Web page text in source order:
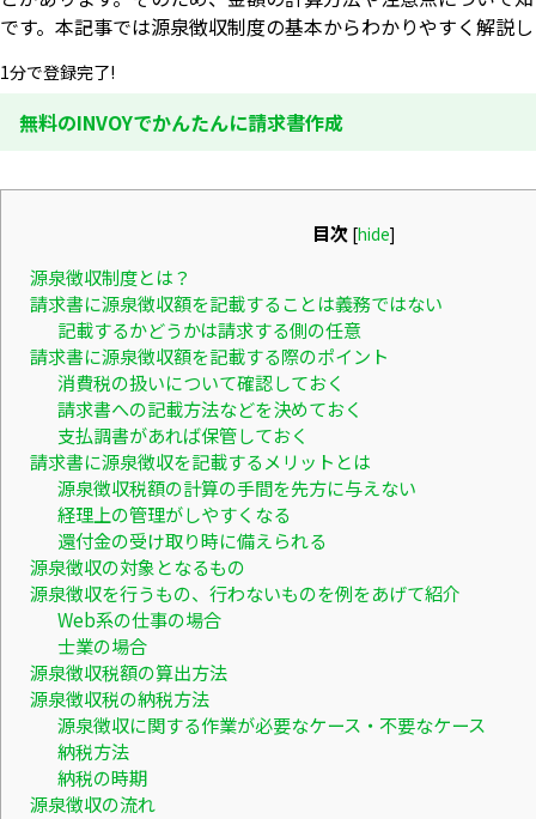
です。本記事では源泉徴収制度の基本からわかりやすく解説
1分で登録完了!
無料のINVOYでかんたんに請求書作成
目次 [hide]
源泉徴収制度とは？
請求書に源泉徴収額を記載することは義務ではない
記載するかどうかは請求する側の任意
請求書に源泉徴収額を記載する際のポイント
消費税の扱いについて確認しておく
請求書への記載方法などを決めておく
支払調書があれば保管しておく
請求書に源泉徴収を記載するメリットとは
源泉徴収税額の計算の手間を先方に与えない
経理上の管理がしやすくなる
還付金の受け取り時に備えられる
源泉徴収の対象となるもの
源泉徴収を行うもの、行わないものを例をあげて紹介
Web系の仕事の場合
士業の場合
源泉徴収税額の算出方法
源泉徴収税の納税方法
源泉徴収に関する作業が必要なケース・不要なケース
納税方法
納税の時期
源泉徴収の流れ